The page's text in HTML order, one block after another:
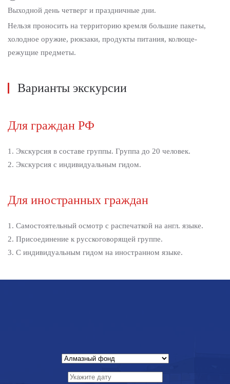
Выходной день четверг и праздничные дни.
Нельзя проносить на территорию кремля большие пакеты,
холодное оружие, рюкзаки, продукты питания, колюще-
режущие предметы.
Варианты экскурсии
Для граждан РФ
1. Экскурсия в составе группы. Группа до 20 человек.
2. Экскурсия с индивидуальным гидом.
Для иностранных граждан
1. Самостоятельный осмотр с распечаткой на англ. языке.
2. Присоединение к русскоговорящей группе.
3. С индивидуальным гидом на иностранном языке.